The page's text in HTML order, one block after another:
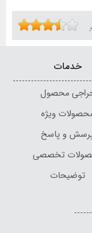
خدمات
محصول
ویژه
و پاسخ
تخصصی
توضیحات